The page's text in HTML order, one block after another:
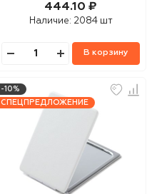
444.10 ₽
Наличие: 2084 шт
В корзину
-10%
СПЕЦПРЕДЛОЖЕНИЕ